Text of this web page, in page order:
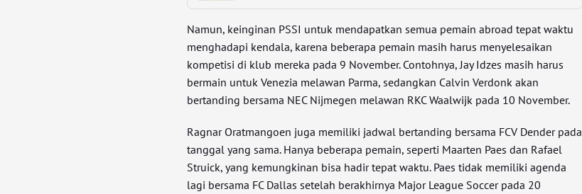
Namun, keinginan PSSI untuk mendapatkan semua pemain abroad tepat waktu
menghadapi kendala, karena beberapa pemain masih harus menyelesaikan
kompetisi di klub mereka pada 9 November. Contohnya, Jay Idzes masih harus
bermain untuk Venezia melawan Parma, sedangkan Calvin Verdonk akan
bertanding bersama NEC Nijmegen melawan RKC Waalwijk pada 10 November.
Ragnar Oratmangoen juga memiliki jadwal bertanding bersama FCV Dender pada
tanggal yang sama. Hanya beberapa pemain, seperti Maarten Paes dan Rafael
Struick, yang kemungkinan bisa hadir tepat waktu. Paes tidak memiliki agenda
lagi bersama FC Dallas setelah berakhirnya Major League Soccer pada 20